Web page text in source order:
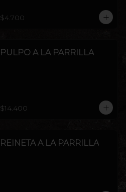
$4.700
PULPO A LA PARRILLA
$14.400
REINETA A LA PARRILLA